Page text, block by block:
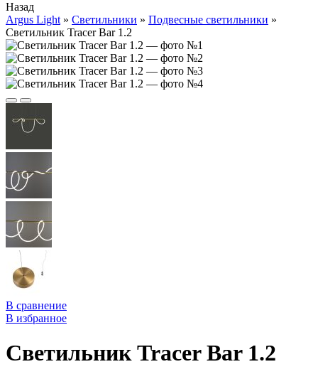
Назад
Argus Light » Cветильники » Подвесные светильники »
Светильник Tracer Bar 1.2
В сравнение
В избранное
Светильник Tracer Bar 1.2